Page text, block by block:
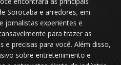
Sorocaba e arredores, em
jornalistas experientes e
para trazer as
e precisas para você. Além disso,
sobre entretenimento e